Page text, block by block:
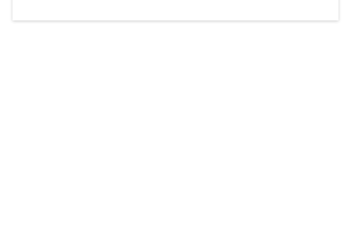
Der Weinbau dominert heute nicht mehr, ist aber integrativer